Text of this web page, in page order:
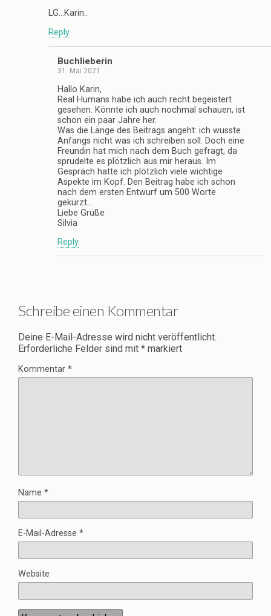
LG…Karin..
Reply
Buchlieberin
31. Mai 2021
Hallo Karin,
Real Humans habe ich auch recht begeistert
gesehen. Könnte ich auch nochmal schauen, ist
schon ein paar Jahre her.
Was die Länge des Beitrags angeht: ich wusste
Anfangs nicht was ich schreiben soll. Doch eine
Freundin hat mich nach dem Buch gefragt, da
sprudelte es plötzlich aus mir heraus. Im
Gespräch hatte ich plötzlich viele wichtige
Aspekte im Kopf. Den Beitrag habe ich schon
nach dem ersten Entwurf um 500 Worte
gekürzt…
Liebe Grüße
Silvia
Reply
Schreibe einen Kommentar
Deine E-Mail-Adresse wird nicht veröffentlicht.
Erforderliche Felder sind mit * markiert
Kommentar *
Name *
E-Mail-Adresse *
Website